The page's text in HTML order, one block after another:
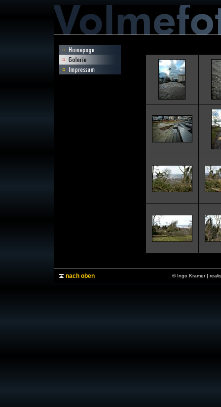
nach oben © Ingo Kramer |